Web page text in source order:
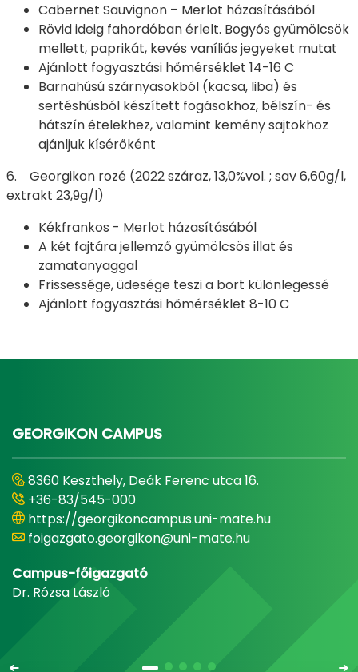
Cabernet Sauvignon – Merlot házasításából
Rövid ideig fahordóban érlelt. Bogyós gyümölcsök
mellett, paprikát, kevés vaníliás jegyeket mutat
Ajánlott fogyasztási hőmérséklet 14-16 C
Barnahúsú szárnyasokból (kacsa, liba) és
sertéshúsból készített fogásokhoz, bélszín- és
hátszín ételekhez, valamint kemény sajtokhoz
ajánljuk kísérőként
6. Georgikon rozé (2022 száraz, 13,0%vol. ; sav 6,60g/l,
extrakt 23,9g/l)
Kékfrankos - Merlot házasításából
A két fajtára jellemző gyümölcsös illat és
zamatanyaggal
Frissessége, üdesége teszi a bort különlegessé
Ajánlott fogyasztási hőmérséklet 8-10 C
GEORGIKON CAMPUS
8360 Keszthely, Deák Ferenc utca 16.
+36-83/545-000
https://georgikoncampus.uni-mate.hu
foigazgato.georgikon@uni-mate.hu
Campus-főigazgató
Dr. Rózsa László